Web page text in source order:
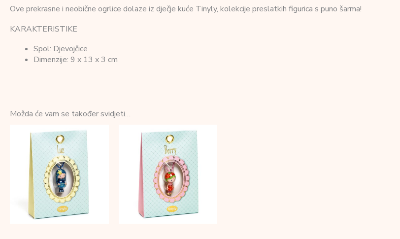
Ove prekrasne i neobične ogrlice dolaze iz dječje kuće Tinyly, kolekcije preslatkih figurica s puno šarma!
KARAKTERISTIKE
Spol: Djevojčice
Dimenzije: 9 x 13 x 3 cm
Možda će vam se također svidjeti…